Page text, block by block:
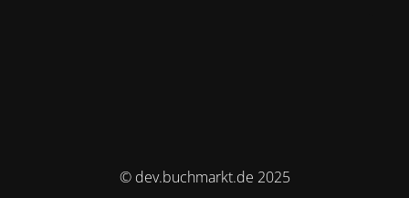
© dev.buchmarkt.de 2025